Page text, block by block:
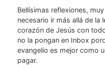
Bellísimas reflexiones,
necesario ir más allá de la
corazón de Jesús con
no la pongan en Inbox
evangelio es mejor como
pagar.